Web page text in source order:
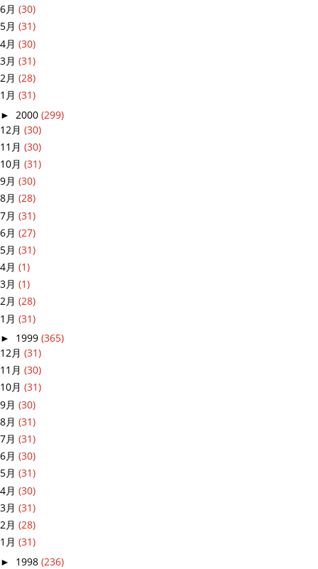
6月 (30)
5月 (31)
4月 (30)
3月 (31)
2月 (28)
1月 (31)
► 2000 (299)
12月 (30)
11月 (30)
10月 (31)
9月 (30)
8月 (28)
7月 (31)
6月 (27)
5月 (31)
4月 (1)
3月 (1)
2月 (28)
1月 (31)
► 1999 (365)
12月 (31)
11月 (30)
10月 (31)
9月 (30)
8月 (31)
7月 (31)
6月 (30)
5月 (31)
4月 (30)
3月 (31)
2月 (28)
1月 (31)
► 1998 (236)